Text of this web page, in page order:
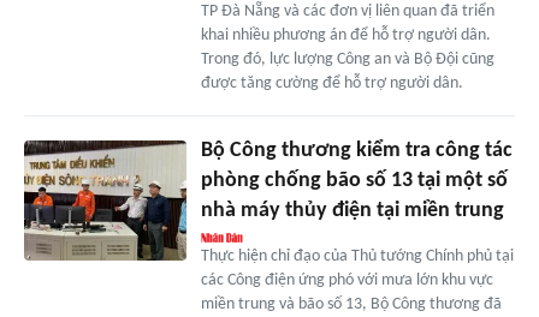
TP Đà Nẵng và các đơn vị liên quan đã triển
khai nhiều phương án để hỗ trợ người dân.
Trong đó, lực lượng Công an và Bộ Đội cũng
được tăng cường để hỗ trợ người dân.
Bộ Công thương kiểm tra công tác
phòng chống bão số 13 tại một số
nhà máy thủy điện tại miền trung
Thực hiện chỉ đạo của Thủ tướng Chính phủ tại
các Công điện ứng phó với mưa lớn khu vực
miền trung và bão số 13, Bộ Công thương đã